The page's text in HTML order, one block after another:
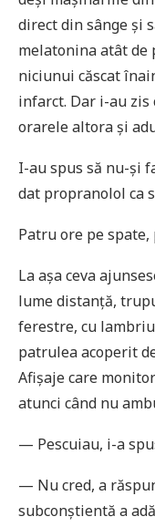
direct din sânge și
melatonina atât de
niciunui căscat
infarct. Dar i-au
orarele altora și
I-au spus să nu-și
dat propranolol ca
Patru ore pe
La așa ceva
lume distanță,
ferestre, cu
patrulea acoperit
Afișaje care
atunci când nu
— Pescuiau, i-a
— Nu cred, a
subconștientă a